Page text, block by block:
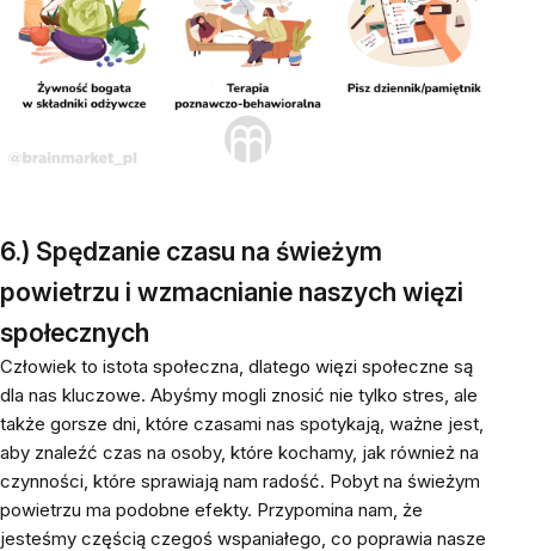
6.) Spędzanie czasu na świeżym
powietrzu i wzmacnianie naszych więzi
społecznych
Człowiek to istota społeczna, dlatego więzi społeczne są
dla nas kluczowe. Abyśmy mogli znosić nie tylko stres, ale
także gorsze dni, które czasami nas spotykają, ważne jest,
aby znaleźć czas na osoby, które kochamy, jak również na
czynności, które sprawiają nam radość. Pobyt na świeżym
powietrzu ma podobne efekty. Przypomina nam, że
jesteśmy częścią czegoś wspaniałego, co poprawia nasze